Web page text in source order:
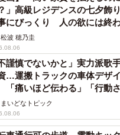
トナーに慰謝料請求」（
に対して、女性では「ス
％）が1位、3位に「高い
）、5位に「土下座など謝
インするなど、男性は相手
は自分の感情を抑えるた
た。
」高級レジデンスの七夕飾
にびっくり 人の欲には終
松波 穂乃圭
不謹慎でないかと」実力派歌
…運搬トラックの車体デザ
痛いほど伝わる」「行動さ
まいどなトピック